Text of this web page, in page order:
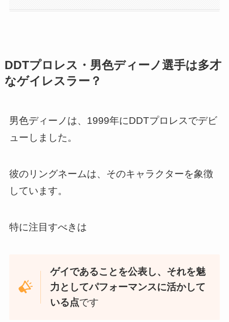
DDTプロレス・男色ディーノ選手は多才
なゲイレスラー？
男色ディーノは、1999年にDDTプロレスでデビ
ューしました。
彼のリングネームは、そのキャラクターを象徴
しています。
特に注目すべきは
ゲイであることを公表し、それを魅
力としてパフォーマンスに活かして
いる点です